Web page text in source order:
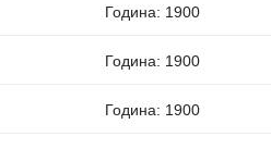
Година: 1900
Година: 1900
Година: 1900